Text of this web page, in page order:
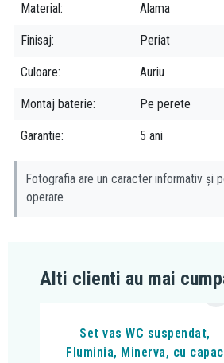
Material Alama
Finisaj Periat
Culoare Auriu
Montaj baterie Pe perete
Garantie 5 ani
Fotografia are un caracter informativ
operare
Alti clienti au mai
Set vas WC suspendat,
Fluminia, Minerva, cu capac